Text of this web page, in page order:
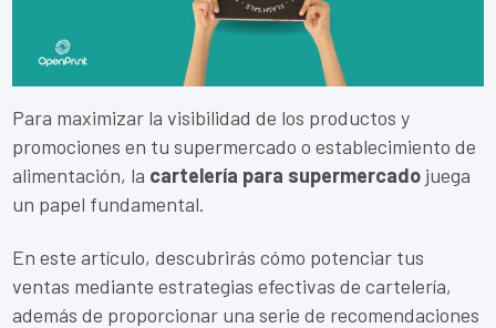
Para maximizar la visibilidad de los productos y
promociones en tu supermercado o establecimiento de
alimentación, la cartelería para supermercado juega
un papel fundamental.
En este artículo, descubrirás cómo potenciar tus
ventas mediante estrategias efectivas de cartelería,
además de proporcionar una serie de recomendaciones